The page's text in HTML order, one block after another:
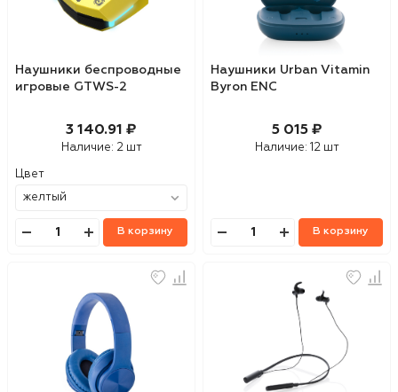
Наушники беспроводные
игровые GTWS-2
3 140.91 ₽
Наличие: 2 шт
Цвет
В корзину
Наушники Urban Vitamin
Byron ENC
5 015 ₽
Наличие: 12 шт
В корзину